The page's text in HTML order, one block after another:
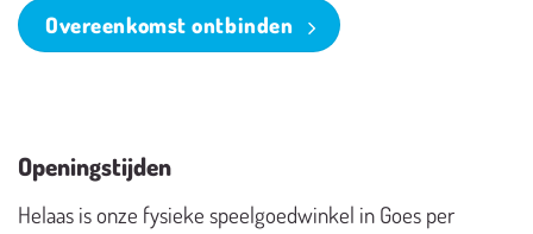
Overeenkomst ontbinden
Openingstijden
Helaas is onze fysieke speelgoedwinkel in Goes per